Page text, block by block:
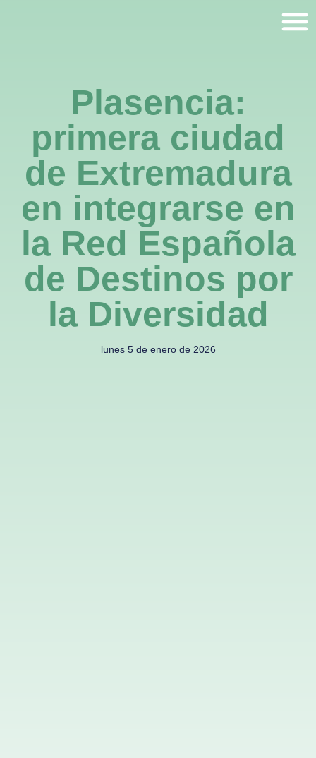
Plasencia:
primera ciudad
de Extremadura
en integrarse en
la Red Española
de Destinos por
la Diversidad
lunes 5 de enero de 2026